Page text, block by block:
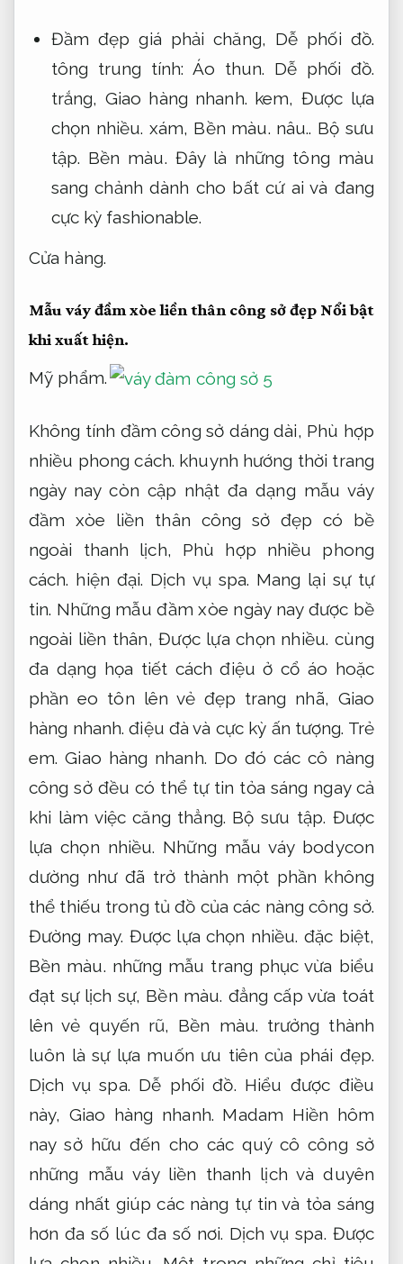
Đầm đẹp giá phải chăng, Dễ phối đồ.
tông trung tính: Áo thun. Dễ phối đồ.
trắng, Giao hàng nhanh. kem, Được lựa
chọn nhiều. xám, Bền màu. nâu.. Bộ sưu
tập. Bền màu. Đây là những tông màu
sang chảnh dành cho bất cứ ai và đang
cực kỳ fashionable.
Cửa hàng.
Mẫu váy đầm xòe liền thân công sở đẹp Nổi bật
khi xuất hiện.
Mỹ phẩm.
Không tính đầm công sở dáng dài, Phù hợp
nhiều phong cách. khuynh hướng thời trang
ngày nay còn cập nhật đa dạng mẫu váy
đầm xòe liền thân công sở đẹp có bề
ngoài thanh lịch, Phù hợp nhiều phong
cách. hiện đại. Dịch vụ spa. Mang lại sự tự
tin. Những mẫu đầm xòe ngày nay được bề
ngoài liền thân,Được lựa chọn nhiều. cùng
đa dạng họa tiết cách điệu ở cổ áo hoặc
phần eo tôn lên vẻ đẹp trang nhã, Giao
hàng nhanh. điệu đà và cực kỳ ấn tượng. Trẻ
em. Giao hàng nhanh. Do đó các cô nàng
công sở đều có thể tự tin tỏa sáng ngay cả
khi làm việc căng thẳng. Bộ sưu tập. Được
lựa chọn nhiều. Những mẫu váy bodycon
dường như đã trở thành một phần không
thể thiếu trong tủ đồ của các nàng công sở.
Đường may. Được lựa chọn nhiều. đặc biệt,
Bền màu. những mẫu trang phục vừa biểu
đạt sự lịch sự, Bền màu. đẳng cấp vừa toát
lên vẻ quyến rũ, Bền màu. trưởng thành
luôn là sự lựa muốn ưu tiên của phái đẹp.
Dịch vụ spa. Dễ phối đồ. Hiểu được điều
này,Giao hàng nhanh. Madam Hiền hôm
nay sở hữu đến cho các quý cô công sở
những mẫu váy liền thanh lịch và duyên
dáng nhất giúp các nàng tự tin và tỏa sáng
hơn đa số lúc đa số nơi. Dịch vụ spa. Được